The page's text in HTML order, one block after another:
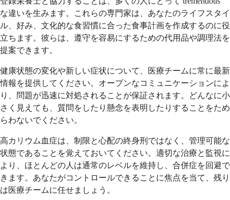
な違いを生みます。これらの専門家は、あなたのライフスタイ
ル、好み、文化的な食習慣に合った食事計画を作成するのに役
立ちます。彼らは、遵守を容易にするための代用品や調理法を
提案できます。
健康状態の変化や新しい症状について、医療チームに常に最新
情報を提供してください。オープンなコミュニケーションによ
り、問題が迅速に対処されることが保証されます。どんなに小
さく見えても、質問をしたり懸念を表明したりすることをため
らわないでください。
高カリウム血症は、制限と心配の終身刑ではなく、管理可能な
状態であることを覚えておいてください。適切な治療と監視に
より、ほとんどの人は通常のレベルを維持し、合併症を回避で
きます。あなたがコントロールできることに焦点を当て、残り
は医療チームに任せましょう。